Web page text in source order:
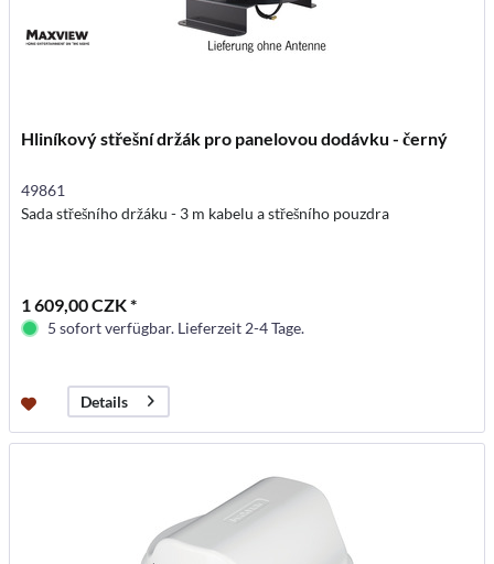
Hliníkový střešní držák pro panelovou dodávku - černý
49861
Sada střešního držáku - 3 m kabelu a střešního pouzdra
1 609,00 CZK *
5 sofort verfügbar. Lieferzeit 2-4 Tage.
Details